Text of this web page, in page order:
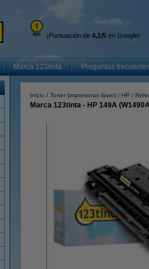
¡Puntuación de 4,1/5 en Google!
Marca 123tinta Preguntas
Inicio Toner (impresoras láser) HP
Marca 123tinta - HP 149A